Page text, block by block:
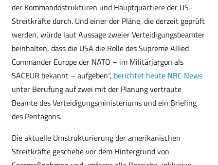
der Kommandostrukturen und Hauptquartiere der US-
Streitkräfte durch. Und einer der Pläne, die derzeit geprüft
werden, würde laut Aussage zweier Verteidigungsbeamter
beinhalten, dass die USA die Rolle des Supreme Allied
Commander Europe der NATO – im Militärjargon als
SACEUR bekannt – aufgeben“, berichtet heute NBC News
unter Berufung auf zwei mit der Planung vertraute
Beamte des Verteidigungsministeriums und ein Briefing
des Pentagons.
Die aktuelle Umstrukturierung der amerikanischen
Streitkräfte geschehe vor dem Hintergrund von